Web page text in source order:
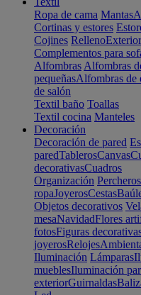
Ropa de cama Mantas
Cortinas y estores
Cojines RellenoExterior
Complementos para
Alfombras Alfombras
pequeñasAlfombras de
de salón
Textil baño Toallas
Textil cocina Manteles
Decoración
Decoración de pared
paredTablerosCanvas
decorativasCuadros
Organización Percheros
ropaJoyerosCestas
Objetos decorativos
mesaNavidadFlores
fotosFiguras
joyerosRelojes
Iluminación Lámparas
mueblesIluminación
exteriorGuirnaldas